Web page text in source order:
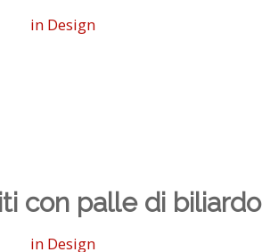
in Design
con palle di biliardo
in Design